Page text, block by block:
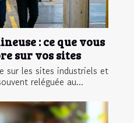
: ce que vous
sur vos sites
sur les sites industriels et
reléguée au...